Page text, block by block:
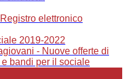
elettronico
2019-2022
- Nuove offerte di
e bandi per il sociale